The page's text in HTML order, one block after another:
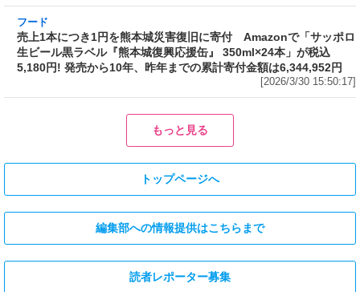
売上1本につき1円を熊本城災害復旧に寄付
城復興応援缶』 350ml×24本」が税込5,180円!
発売から10年、昨年までの累計寄付金額は
6,344,952円
[2026/3/30 15:50:17]
フード
3分で食べられる人気沸騰中の四
川料理! 日清食品が「カップヌー
ドル 14種のスパイス麻辣湯」を
発売～具材は謎肉、キャベツ、チ
フード
自慢のそばが食べ放題! 和食麺処
サガミが「晦日そば」を明日31日
(火)開催～大海老天などの天ぷら
や薬味などもついて税込2,200円!